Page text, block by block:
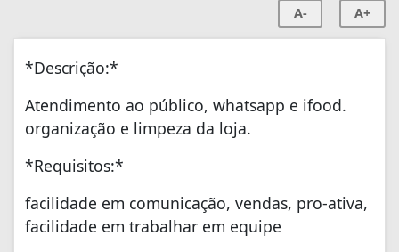
A- A+
*Descrição:*
Atendimento ao público, whatsapp e ifood.
organização e limpeza da loja.
*Requisitos:*
facilidade em comunicação, vendas, pro-ativa,
facilidade em trabalhar em equipe